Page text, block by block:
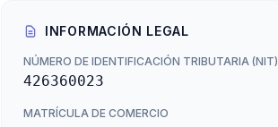
INFORMACIÓN LEGAL
NÚMERO DE IDENTIFICACIÓN TRIBUTARIA (NIT)
426360023
MATRÍCULA DE COMERCIO